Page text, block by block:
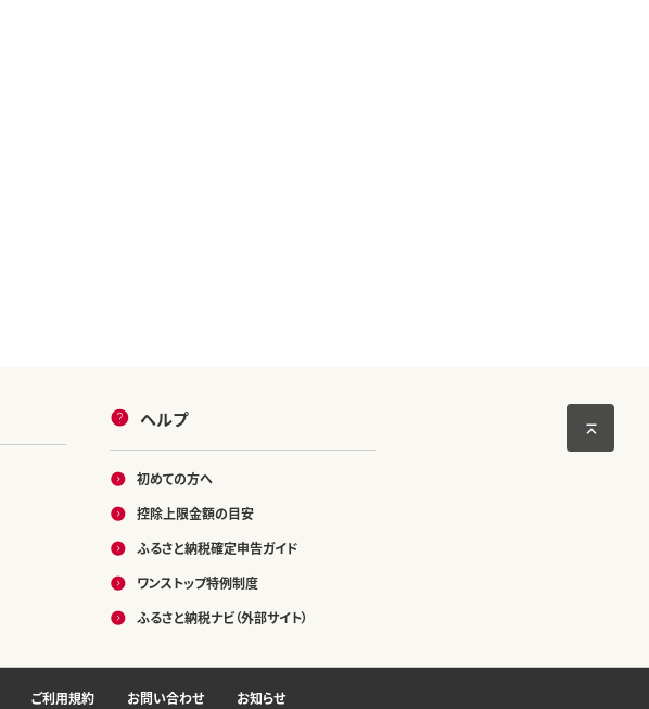
ヘルプ
初めての方へ
控除上限金額の目安
ふるさと納税確定申告ガイド
ワンストップ特例制度
ふるさと納税ナビ（外部サイト）
ご利用規約 お問い合わせ お知らせ